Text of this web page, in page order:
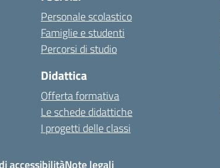
Personale scolastico
Famiglie e studenti
Percorsi di studio
Didattica
Offerta formativa
Le schede didattiche
I progetti delle classi
accessibilitàNote legali